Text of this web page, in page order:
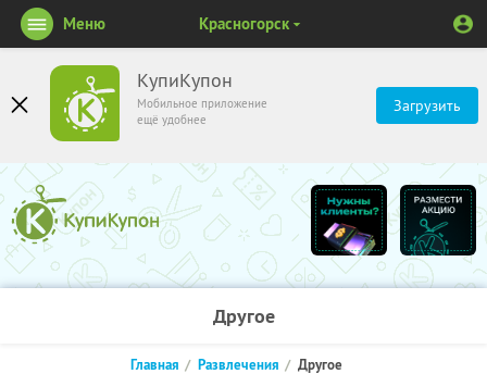
КупиКупон
Мобильное приложение
ещё удобнее
Загрузить
Меню Красногорск
Другое
Главная Развлечения Другое